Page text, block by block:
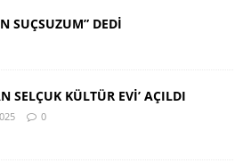
SUÇSUZUM” DEDİ
SELÇUK KÜLTÜR EVİ’ AÇILDI
0